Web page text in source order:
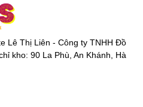
Lê Thị Liên - Công ty TNHH Đồ
kho: 90 La Phù, An Khánh, Hà